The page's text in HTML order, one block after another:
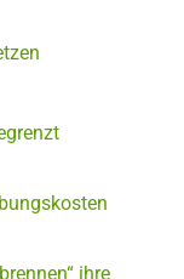
ihre